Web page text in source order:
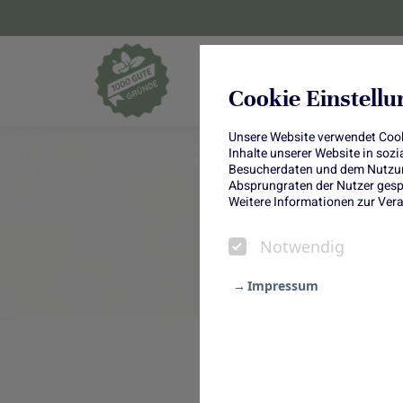
Cookie
Unsere Website verwendet
Inhalte unserer Website in
Besucherdaten und dem
Absprungraten der Nutzer
Weitere Informationen zur
Notwendig
Impressum